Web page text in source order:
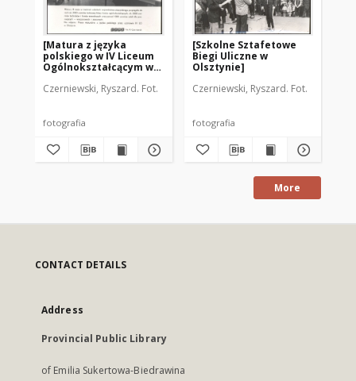
[Matura z języka
polskiego w IV Liceum
Ogólnokształcącym w
Czerniewski, Ryszard. Fot.
fotografia
[Szkolne Sztafetowe
Biegi Uliczne w
Olsztynie]
Czerniewski, Ryszard. Fot.
fotografia
More
CONTACT DETAILS
Address
Provincial Public Library
of Emilia Sukertowa-Biedrawina